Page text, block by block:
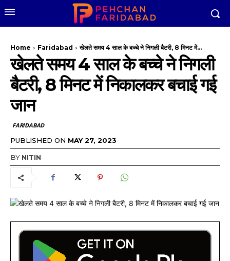
Home Faridabad खेलते समय 4 साल के बच्चे ने निगली बैटरी, 8 मिनट में...
खेलते समय 4 साल के बच्चे ने निगली
बैटरी, 8 मिनट में निकालकर बचाई गई
जान
FARIDABAD
PUBLISHED ON MAY 27, 2023
BY NITIN